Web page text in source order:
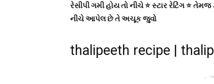
રેસીપી ગમી હોય તો નીચે ⭐ સ્ટાર રેટિંગ ⭐
નીચે આપેલ છે તે અચૂક જુવો
thalipeeth recipe |